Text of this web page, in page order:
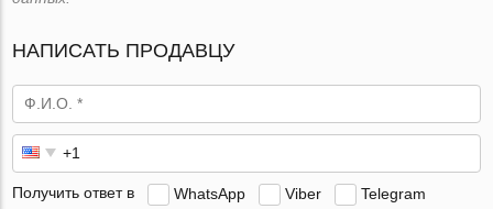
НАПИСАТЬ ПРОДАВЦУ
Получить ответ в WhatsApp Viber Telegram